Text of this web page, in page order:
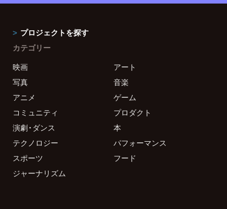
プロジェクトを探す
カテゴリー
映画
アート
写真
音楽
アニメ
ゲーム
コミュニティ
プロダクト
演劇・ダンス
本
テクノロジー
パフォーマンス
スポーツ
フード
ジャーナリズム